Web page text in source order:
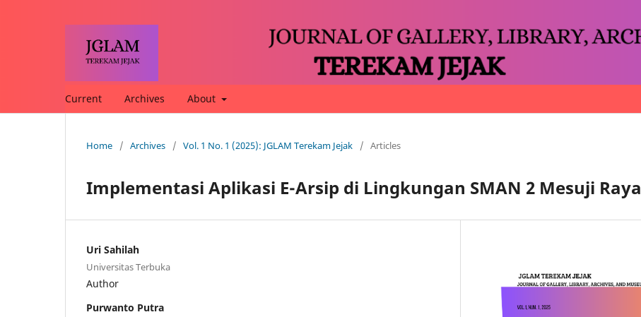
Current Archives About
Home / Archives / Vol. 1 No. 1 (2025): JGLAM Terekam Jejak / Articles
Implementasi Aplikasi E-Arsip di Lingkungan SMAN 2 Mesuji Raya
Uri Sahilah
Universitas Terbuka
Author
Purwanto Putra